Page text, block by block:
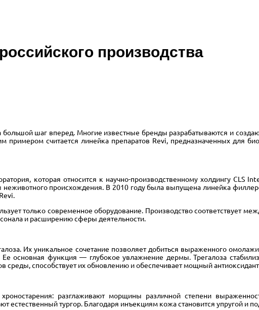
производства
шаг вперед. Многие известные бренды разрабатываются и
примером считается линейка препаратов Revi, предназначенных для
которая относится к научно-производственному холдингу CLS
происхождения. В 2010 году была выпущена линейка
только современное оборудование. Производство соответствует
и расширению сферы деятельности.
Их уникальное сочетание позволяет добиться выраженного
основная функция — глубокое увлажнение дермы. Трегалоза
среды, способствует их обновлению и обеспечивает мощный
разглаживают морщины различной степени
естественный тургор. Благодаря инъекциям кожа становится упругой и